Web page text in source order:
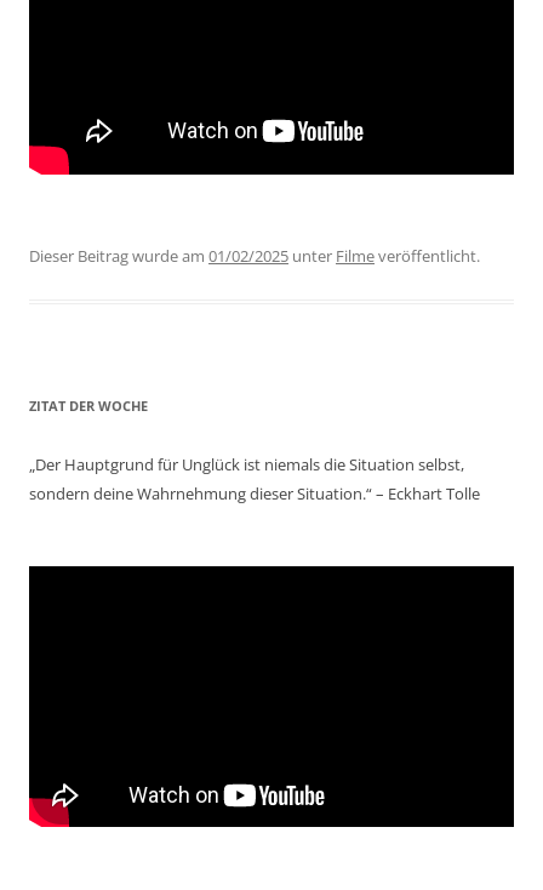
Dieser Beitrag wurde am 01/02/2025 unter Filmeveröffentlicht.
ZITAT DER WOCHE
„Der Hauptgrund für Unglück ist niemals die Situation selbst,
sondern deine Wahrnehmung dieser Situation.“ – Eckhart Tolle